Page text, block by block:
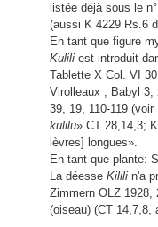
listée déjà sous le
(aussi K 4229 Rs.6
En tant que figure
Kulili est introduit
Tablette X Col. VI
Virolleaux , Babyl 3,
39, 19, 110-119
kulilu» CT 28,14,3;
lèvres] longues».
En tant que plante:
La déesse Kilili n'a
Zimmern OLZ 1928,
(oiseau) (CT 14,7,8,